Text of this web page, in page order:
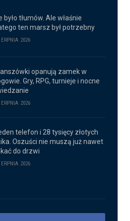
było tłumów. Ale właśnie
ten marsz był potrzebny
2026
opanują zamek w
Gry, RPG, turnieje i nocne
2026
telefon i 28 tysięcy złotych
Oszuści nie muszą już nawet
do drzwi
2026